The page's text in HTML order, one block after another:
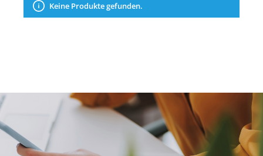
Keine Produkte gefunden.